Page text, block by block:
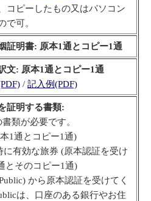
コピーしたもの又はパソコン
で可。
証明書: 原本1通とコピー1通
文: 原本1通とコピー1通
/ 記入例(PDF)
証明する書類:
類が必要です。
1通とコピー1通)
に有効な旅券 (原本認証を受け
とそのコピー1通)
から原本認証を受けてく
は、口座のある銀行やお住